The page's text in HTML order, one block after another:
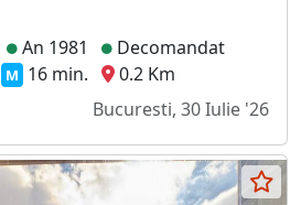
An 1981
Decomandat
M 16 min.
0.2 Km
Bucuresti, 30 Iulie '26